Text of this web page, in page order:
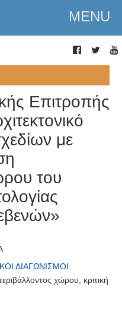
MENU
Επιτροπής
με
του
ΔΙΑΓΩΝΙΣΜΟΊ
χώρου, κριτική